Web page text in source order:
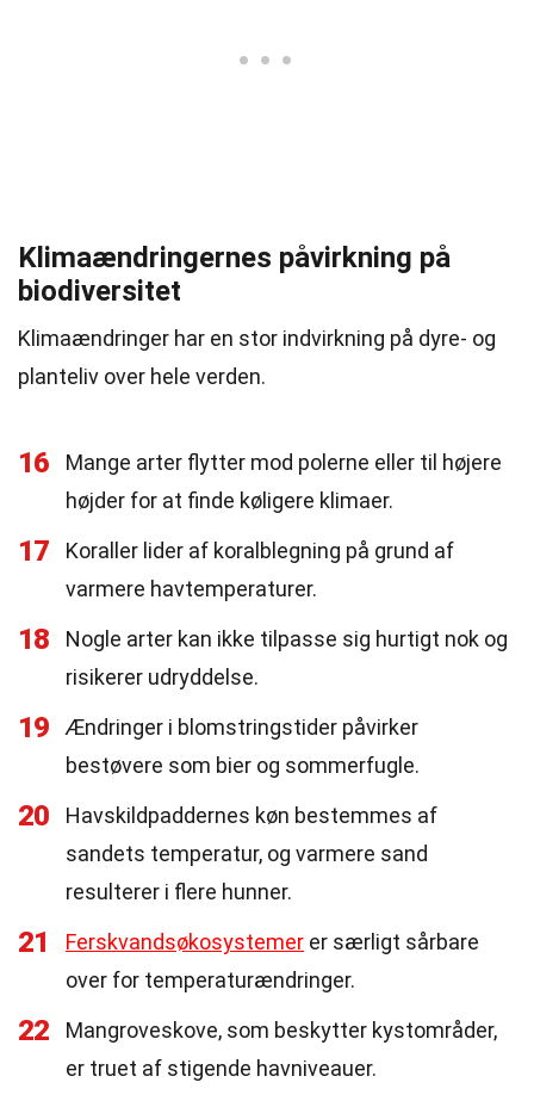
Klimaændringernes påvirkning på
biodiversitet
Klimaændringer har en stor indvirkning på dyre- og
planteliv over hele verden.
16
Mange arter flytter mod polerne eller til højere
højder for at finde køligere klimaer.
17
Koraller lider af koralblegning på grund af
varmere havtemperaturer.
18
Nogle arter kan ikke tilpasse sig hurtigt nok og
risikerer udryddelse.
19
Ændringer i blomstringstider påvirker
bestøvere som bier og sommerfugle.
20
Havskildpaddernes køn bestemmes af
sandets temperatur, og varmere sand
resulterer i flere hunner.
21 Ferskvandsøkosystemer er særligt sårbare
over for temperaturændringer.
22
Mangroveskove, som beskytter kystområder,
er truet af stigende havniveauer.